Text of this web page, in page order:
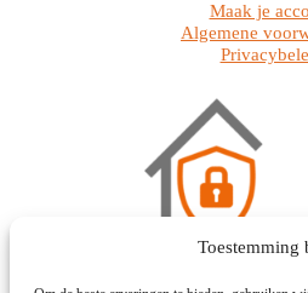
Toestemming
Maak je
Algemene